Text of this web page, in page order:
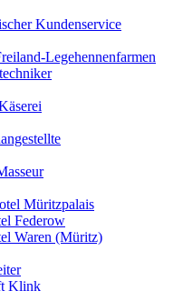
Kundenservice
Legehennenfarmen
Müritzpalais
Federow
Waren (Müritz)
Klink